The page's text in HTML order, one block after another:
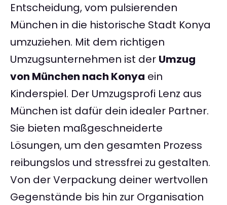
Entscheidung, vom pulsierenden
München in die historische Stadt Konya
umzuziehen. Mit dem richtigen
Umzugsunternehmen ist der Umzug
von München nach Konya ein
Kinderspiel. Der Umzugsprofi Lenz aus
München ist dafür dein idealer Partner.
Sie bieten maßgeschneiderte
Lösungen, um den gesamten Prozess
reibungslos und stressfrei zu gestalten.
Von der Verpackung deiner wertvollen
Gegenstände bis hin zur Organisation